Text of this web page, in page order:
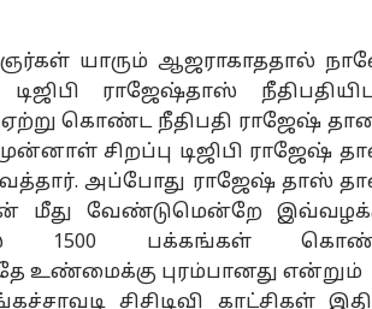
யாரும் ஆஜராகாததால்
ராஜேஷ்தாஸ்
கொண்ட நீதிபதி ராஜேஷ்
சிறப்பு டிஜிபி ராஜேஷ்
அப்போது ராஜேஷ் தாஸ்
மீது வேண்டுமென்றே
1500 பக்கங்கள்
உண்மைக்கு புரம்பானது என்றும்
சிசிடிவி காட்சிகள்